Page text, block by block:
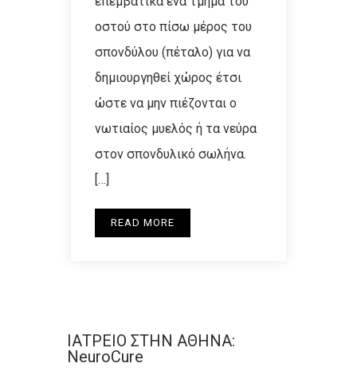
οστού στο πίσω μέρος του
σπονδύλου (πέταλο) για να
δημιουργηθεί χώρος έτσι
ώστε να μην πιέζονται ο
νωτιαίος μυελός ή τα νεύρα
στον σπονδυλικό σωλήνα.
[…]
READ MORE
ΙΑΤΡΕΙΟ ΣΤΗΝ ΑΘΗΝΑ:
NeuroCure